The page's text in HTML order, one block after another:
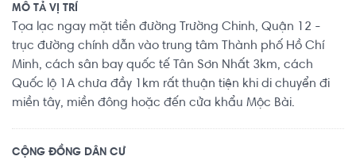
MÔ TẢ VỊ TRÍ
Tọa lạc ngay mặt tiền đường Trường Chinh, Quận 12 -
trục đường chính dẫn vào trung tâm Thành phố Hồ Chí
Minh, cách sân bay quốc tế Tân Sơn Nhất 3km, cách
Quốc lộ 1A chưa đầy 1km rất thuận tiện khi di chuyển đi
miền tây, miền đông hoặc đến cửa khẩu Mộc Bài.
CỘNG ĐỒNG DÂN CƯ